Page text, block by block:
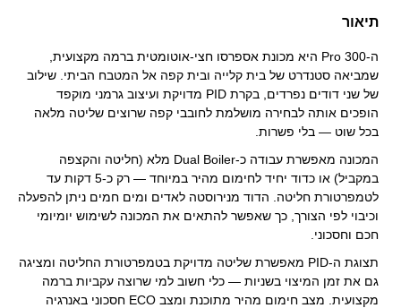
תיאור
ה-Pro 300 היא מכונת אספרסו חצי-אוטומטית ברמה מקצועית,
שמביאה סטנדרט של בית קלייה ובית קפה אל המטבח הביתי. שילוב
של שני דודים נפרדים, בקרת PID מדויקת ועיצוב גרמני מוקפד
הופכים אותה לבחירה מושלמת לחובבי קפה שרוצים שליטה מלאה
בכל שוט — בלי פשרות.
המכונה מאפשרת עבודה כ-Dual Boiler מלא (חליטה והקצפה
במקביל) או כדוד יחיד לחימום מהיר במיוחד — רק כ-5 דקות עד
לטמפרטורת חליטה. הדוד מנירוסטה לאדים ומים חמים ניתן להפעלה
וכיבוי לפי הצורך, כך שאפשר להתאים את המכונה לשימוש יומיומי
חכם וחסכוני.
תצוגת ה-PID מאפשרת שליטה מדויקת בטמפרטורת החליטה ומציגה
גם את זמן המיצוי בשניות — כלי חשוב למי שרוצה עקביות ברמה
מקצועית. מצב חימום מהיר מתוכנת ומצב ECO חסכוני באנרגיה